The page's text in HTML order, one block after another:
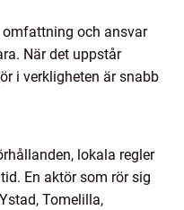
omfattning och ansvar
När det uppstår
i verkligheten är snabb
lokala regler
En aktör som rör sig
Tomelilla,